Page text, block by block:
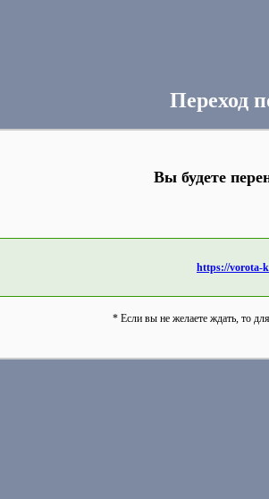
Переход
Вы будете
https://vorota-
* Если вы не желаете ждать, то